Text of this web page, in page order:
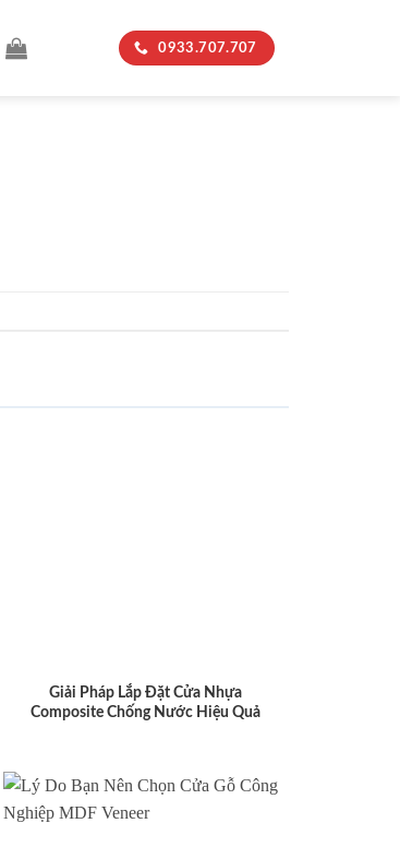
0933.707.707
Giải Pháp Lắp Đặt Cửa Nhựa
Composite Chống Nước Hiệu Quả